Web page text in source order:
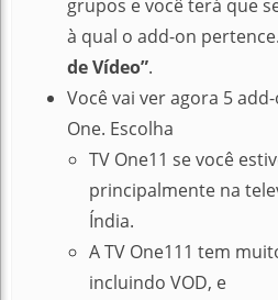
grupos e você terá que
à qual o add-on pertence.
de Vídeo”.
Você vai ver agora 5
One. Escolha
TV One11 se você
principalmente na
Índia.
A TV One111 tem
incluindo VOD, e